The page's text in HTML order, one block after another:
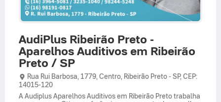
AudiPlus Ribeirão Preto -
Aparelhos Auditivos em Ribeirão
Preto / SP
Rua Rui Barbosa, 1779, Centro, Ribeirão Preto- SP, CEP:
14015-120
A Audiplus Aparelhos Auditivos em Ribeirão Preto trabalha